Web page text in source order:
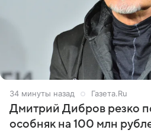
34 минуты назад Газета.Ru
Дмитрий Дибров резко
особняк на 100 млн